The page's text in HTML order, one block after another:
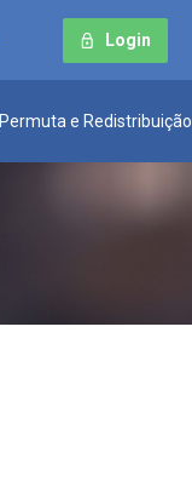
Login
Permuta e Redistribuição